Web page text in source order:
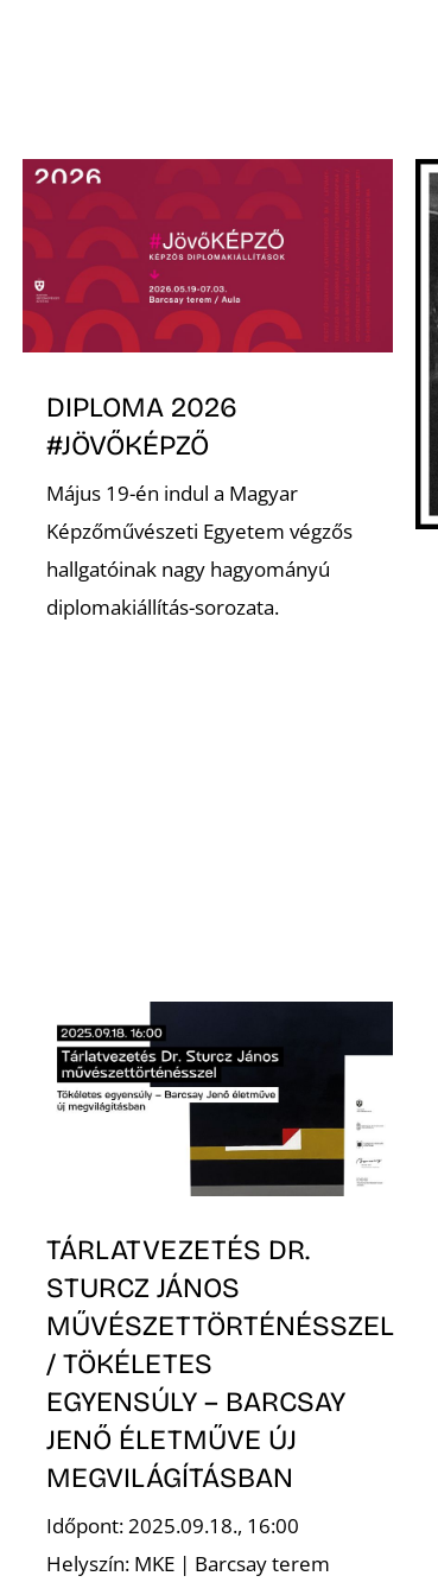
DIPLOMA 2026
#JÖVŐKÉPZŐ
Május 19-én indul a Magyar
Képzőművészeti Egyetem végzős
hallgatóinak nagy hagyományú
diplomakiállítás-sorozata.
TÁRLATVEZETÉS DR.
STURCZ JÁNOS
MŰVÉSZETTÖRTÉNÉSSZEL
/ TÖKÉLETES
EGYENSÚLY – BARCSAY
JENŐ ÉLETMŰVE ÚJ
MEGVILÁGÍTÁSBAN
Időpont: 2025.09.18., 16:00
Helyszín: MKE | Barcsay terem